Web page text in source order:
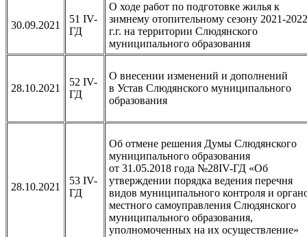
30.09.2021
51 IV-
ГД
О ходе работ по подготовке жилья к
зимнему отопительному сезону 2021-2022
г.г. на территории Слюдянского
муниципального образования
28.10.2021
52 IV-
ГД
О внесении изменений и дополнений
в Устав Слюдянского муниципального
образования
28.10.2021
53 IV-
ГД
Об отмене решения Думы Слюдянского
муниципального образования
от 31.05.2018 года №28IV-ГД «Об
утверждении порядка ведения перечня
видов муниципального контроля и
местного самоуправления Слюдянского
муниципального образования,
уполномоченных на их осуществление»